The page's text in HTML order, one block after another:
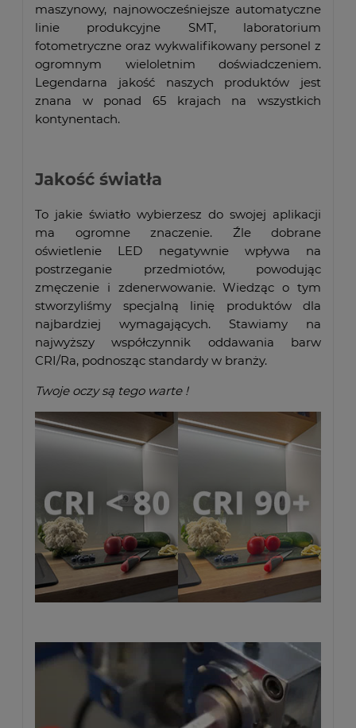
maszynowy, najnowocześniejsze automatyczne
linie produkcyjne SMT, laboratorium
fotometryczne oraz wykwalifikowany personel z
ogromnym wieloletnim doświadczeniem.
Legendarna jakość naszych produktów jest
znana w ponad 65 krajach na wszystkich
kontynentach.
Jakość światła
To jakie światło wybierzesz do swojej aplikacji
ma ogromne znaczenie. Źle dobrane
oświetlenie LED negatywnie wpływa na
postrzeganie przedmiotów, powodując
zmęczenie i zdenerwowanie. Wiedząc o tym
stworzyliśmy specjalną linię produktów dla
najbardziej wymagających. Stawiamy na
najwyższy współczynnik oddawania barw
CRI/Ra, podnosząc standardy w branży.
Twoje oczy są tego warte !